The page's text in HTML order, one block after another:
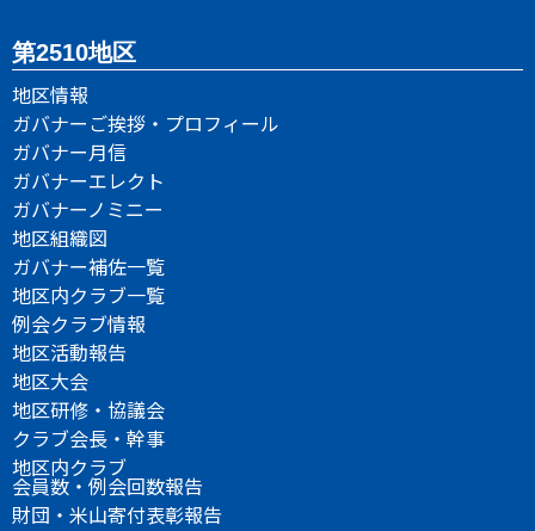
第2510地区
地区情報
ガバナーご挨拶・プロフィール
ガバナー月信
ガバナーエレクト
ガバナーノミニー
地区組織図
ガバナー補佐一覧
地区内クラブ一覧
例会クラブ情報
地区活動報告
地区大会
地区研修・協議会
クラブ会長・幹事
地区内クラブ
会員数・例会回数報告
財団・米山寄付表彰報告